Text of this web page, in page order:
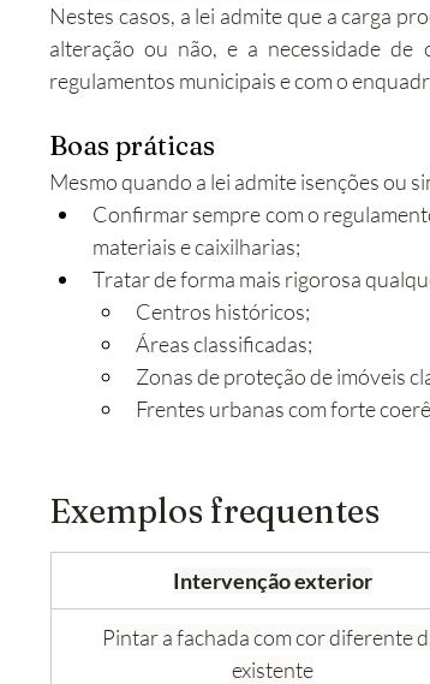
Nestes casos, a lei admite que a carga
alteração ou não, e a necessidade de
regulamentos municipais e com o
Boas práticas
Mesmo quando a lei admite isenções ou
Confirmar sempre com o
materiais e caixilharias;
Tratar de forma mais rigorosa
Centros históricos;
Áreas classificadas;
Zonas de proteção de imóveis
Frentes urbanas com forte
Exemplos frequentes
Intervenção exterior
Pintar a fachada com cor diferente
existente